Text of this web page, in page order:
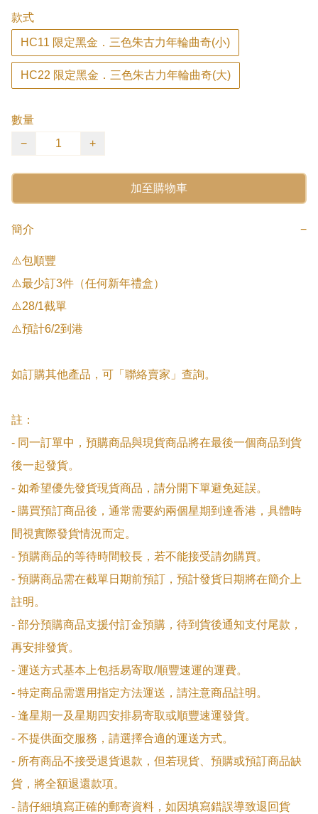
款式
HC11 限定黑金．三色朱古力年輪曲奇(小)
HC22 限定黑金．三色朱古力年輪曲奇(大)
數量
−
+
加至購物車
簡介 −
⚠️包順豐
⚠️最少訂3件（任何新年禮盒）
⚠️28/1截單
⚠️預計6/2到港
如訂購其他產品，可「聯絡賣家」查詢。
註：
- 同一訂單中，預購商品與現貨商品將在最後一個商品到貨
後一起發貨。
- 如希望優先發貨現貨商品，請分開下單避免延誤。
- 購買預訂商品後，通常需要約兩個星期到達香港，具體時
間視實際發貨情況而定。
- 預購商品的等待時間較長，若不能接受請勿購買。
- 預購商品需在截單日期前預訂，預計發貨日期將在簡介上
註明。
- 部分預購商品支援付訂金預購，待到貨後通知支付尾款，
再安排發貨。
- 運送方式基本上包括易寄取/順豐速運的運費。
- 特定商品需選用指定方法運送，請注意商品註明。
- 逢星期一及星期四安排易寄取或順豐速運發貨。
- 不提供面交服務，請選擇合適的運送方式。
- 所有商品不接受退貨退款，但若現貨、預購或預訂商品缺
貨，將全額退還款項。
- 請仔細填寫正確的郵寄資料，如因填寫錯誤導致退回貨